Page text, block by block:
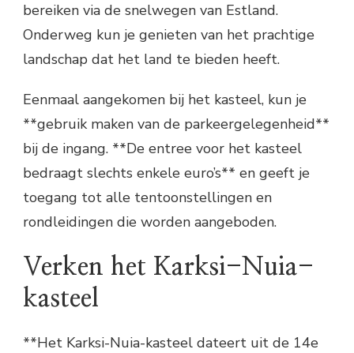
bereiken via de snelwegen van Estland.
Onderweg kun je genieten van het prachtige
landschap dat het land te bieden heeft.
Eenmaal aangekomen bij het kasteel, kun je
**gebruik maken van de parkeergelegenheid**
bij de ingang. **De entree voor het kasteel
bedraagt slechts enkele euro’s** en geeft je
toegang tot alle tentoonstellingen en
rondleidingen die worden aangeboden.
Verken het Karksi-Nuia-
kasteel
**Het Karksi-Nuia-kasteel dateert uit de 14e